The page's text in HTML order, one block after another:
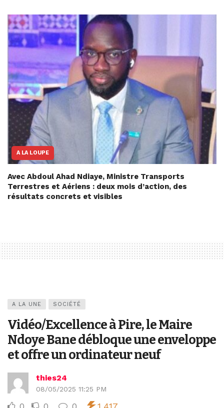
A LA LOUPE
Avec Abdoul Ahad Ndiaye, Ministre Transports
Terrestres et Aériens : deux mois d’action, des
résultats concrets et visibles
A LA UNE SOCIÉTÉ
Vidéo/Excellence à Pire, le Maire
Ndoye Bane débloque une enveloppe
et offre un ordinateur neuf
thies24
08/05/2025 11:25 PM